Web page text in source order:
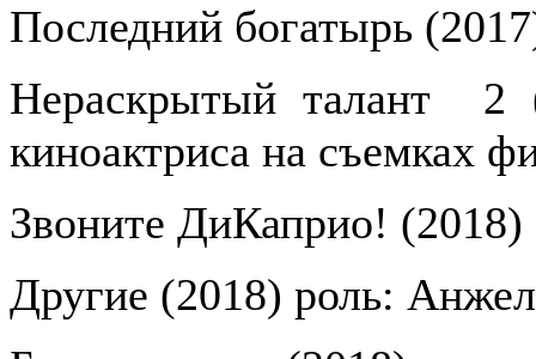
Последний богатырь
Нераскрытый талант
2
киноактриса на съемках
Звоните ДиКаприо! (2018)
Другие (2018) роль: